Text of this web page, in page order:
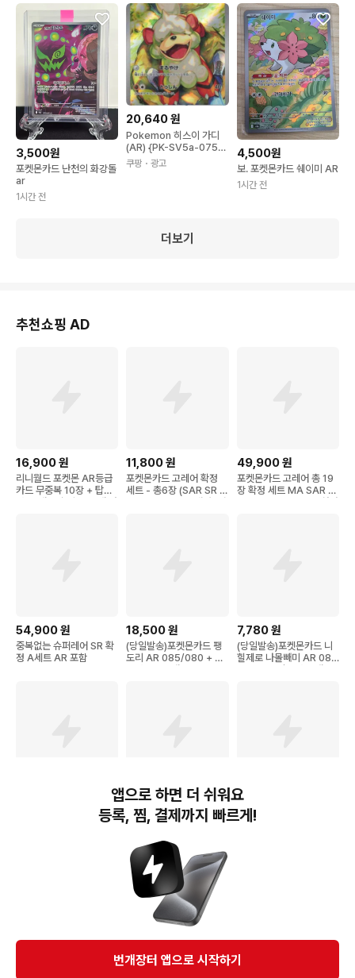
3,500원
포켓몬카드 난천의 화강돌
ar
1시간 전
20,640원
Pokemon 히스이 가디
(AR) {PK-SV5a-075A
R} 포켓몬 카드게임 싱글
카드
쿠팡 ・광고
4,500원
보. 포켓몬카드 쉐이미 AR
1시간 전
더보기
추천쇼핑 AD
16,900원
리니월드 포켓몬 AR등급
카드 무중복 10장 + 탑로
11,800원
포켓몬카드 고레어 확정
세트 - 총6장 (SAR SR V
49,900원
포켓몬카드 고레어 총 19
장 확정 세트 MA SAR C
54,900원
중복없는 슈퍼레어 SR 확
정 A세트 AR 포함
18,500원
(당일발송)포켓몬카드 팽
도리 AR 085/080 + 탑
7,780원
(당일발송)포켓몬카드 니
힐제로 나몰빼미 AR 08
포켓몬카드 데덴네 AR (니
13,900원
포켓몬카드 랜덤 5종 AR
선물세트
3,800
포켓몬카드 배틀파트너즈
(sv9) 고래왕AR[코방구]
번개장터(주) 사업자정보, 이용약관 및 기타 법적고지
번개장터㈜는 통신판매중개자이며, 통신판매의 당사자가 아닙니다. 전자상거래 등에서의
소비자보호에 관한 법률 등 관련 법령 및 번개장터㈜의 약관에 따라 상품, 상품정보, 거래에 관한 책임은
개별 판매자에게 귀속하고, 번개장터㈜는 원칙적으로 회원간 거래에 대하여 책임을 지지 않습니다.
다만, 번개장터㈜가 직접 판매하는 상품에 대한 책임은 번개장터㈜에게 귀속합니다.
앱으로 하면 더 쉬워요
등록, 찜, 결제까지 빠르게!
번개장터 앱으로 시작하기